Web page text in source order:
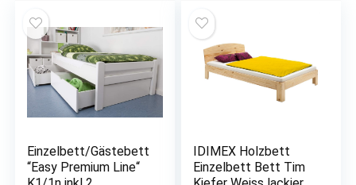
Einzelbett/Gästebett
“Easy Premium Line“
IDIMEX Holzbett
Einzelbett Bett Tim